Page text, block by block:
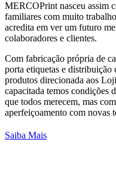
MERCOPrint nasceu assim
familiares com muito
acredita em ver um futuro
colaboradores e clientes.
Com fabricação própria de
porta etiquetas e distribuição
produtos direcionada aos
capacitada temos condições
que todos merecem, mas
aperfeiçoamento com novas
Saiba Mais